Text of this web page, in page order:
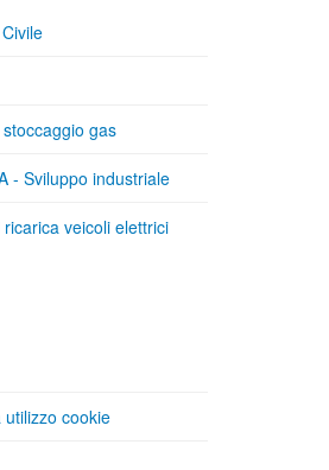
gas
- Sviluppo industriale
veicoli elettrici
utilizzo cookie